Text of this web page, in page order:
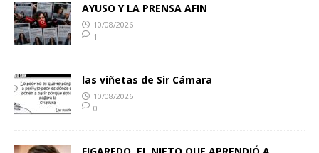
AYUSO Y LA PRENSA AFIN
10/08/2026
1
las viñetas de Sir Cámara
10/08/2026
0